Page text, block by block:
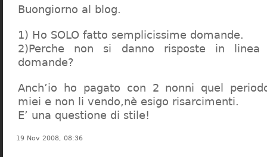
Buongiorno al blog.
1) Ho SOLO fatto semplicissime domande.
2)Perche non si danno risposte in
domande?
Anch’io ho pagato con 2 nonni quel
miei e non li vendo,nè esigo risarcimenti.
E’ una questione di stile!
19 Nov 2008, 08:36